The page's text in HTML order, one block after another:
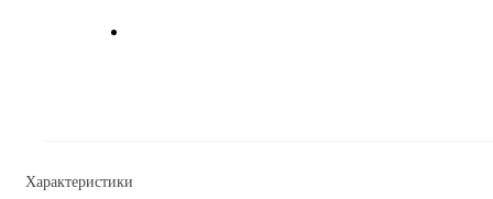
Характеристики